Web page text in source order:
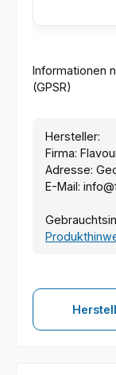
Informationen
(GPSR)
Hersteller:
Firma:
Adresse:
E-Mail: